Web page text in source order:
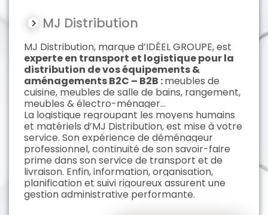
MJ Distribution
MJ Distribution, marque d’IDÉEL GROUPE, est
experte en transport et logistique pour la
distribution de vos équipements &
aménagements B2C – B2B :meubles de
cuisine, meubles de salle de bains, rangement,
meubles & électro-ménager…
La logistique regroupant les moyens humains
et matériels d’MJ Distribution,est mise à votre
service. Son expérience de déménageur
professionnel, continuité de son savoir-faire
prime dans son service de transport et de
livraison. Enfin, information, organisation,
planification et suivi rigoureux assurent une
gestion administrative performante.